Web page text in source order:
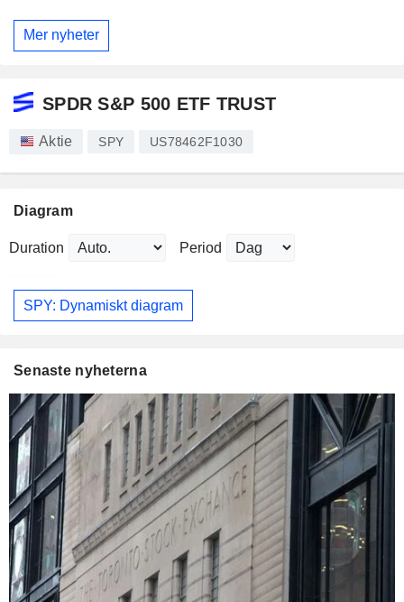
Mer nyheter
SPDR S&P 500 ETF TRUST
Aktie SPY US78462F1030
Diagram
Duration Period
SPY: Dynamiskt diagram
Senaste nyheterna